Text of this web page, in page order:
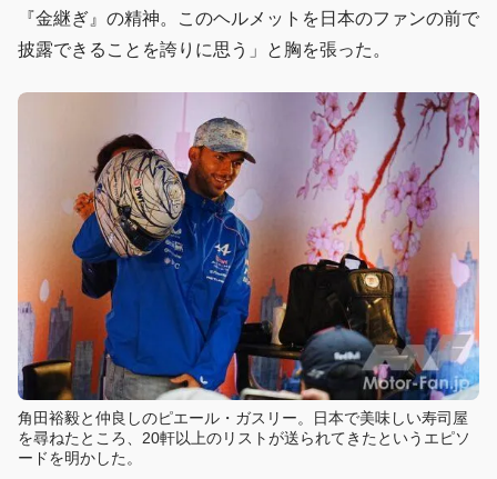
『金継ぎ』の精神。このヘルメットを日本のファンの前で
披露できることを誇りに思う」と胸を張った。
角田裕毅と仲良しのピエール・ガスリー。日本で美味しい寿司屋
を尋ねたところ、20軒以上のリストが送られてきたというエピソ
ードを明かした。